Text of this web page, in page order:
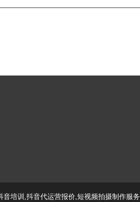
培训,抖音代运营报价,短视频拍摄制作服务.